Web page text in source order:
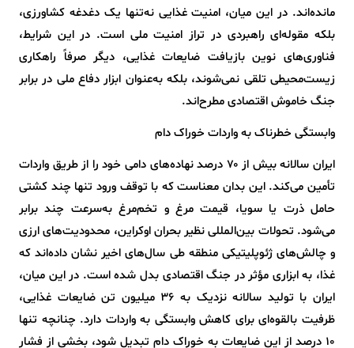
مانده‌اند. در این میان، امنیت غذایی نه‌تنها یک دغدغه کشاورزی،
بلکه مقوله‌ای راهبردی در تراز امنیت ملی است. در این شرایط،
فناوری‌های نوین بازیافت ضایعات غذایی، دیگر صرفاً راهکاری
زیست‌محیطی تلقی نمی‌شوند، بلکه به‌عنوان ابزار دفاع ملی در برابر
جنگ خاموش اقتصادی مطرح‌اند.
وابستگی خطرناک به واردات خوراک دام
ایران سالانه بیش از ۷۰ درصد نهاده‌های دامی خود را از طریق واردات
تأمین می‌کند. این بدان معناست که با توقف ورود تنها چند کشتی
حامل ذرت یا سویا، قیمت مرغ و تخم‌مرغ به‌سرعت چند برابر
می‌شود. تحولات بین‌المللی نظیر بحران اوکراین، محدودیت‌های ارزی
و چالش‌های ژئوپلیتیکی منطقه طی سال‌های اخیر نشان داده‌اند که
غذا، به ابزاری مؤثر در جنگ اقتصادی بدل شده است. در این میان،
ایران با تولید سالانه نزدیک به ۳۶ میلیون تن ضایعات غذایی،
ظرفیت بالقوه‌ای برای کاهش وابستگی به واردات دارد. چنانچه تنها
۱۰ درصد از این ضایعات به خوراک دام تبدیل شود، بخشی از فشار